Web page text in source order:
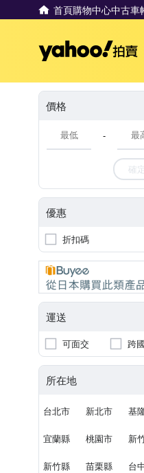
首頁購物中心中古車
價格
-
確定
優惠
折扣碼
運送
可面交 跨
所在地
台北市 新北市 基
宜蘭縣 桃園市 新
新竹縣 苗栗縣 台